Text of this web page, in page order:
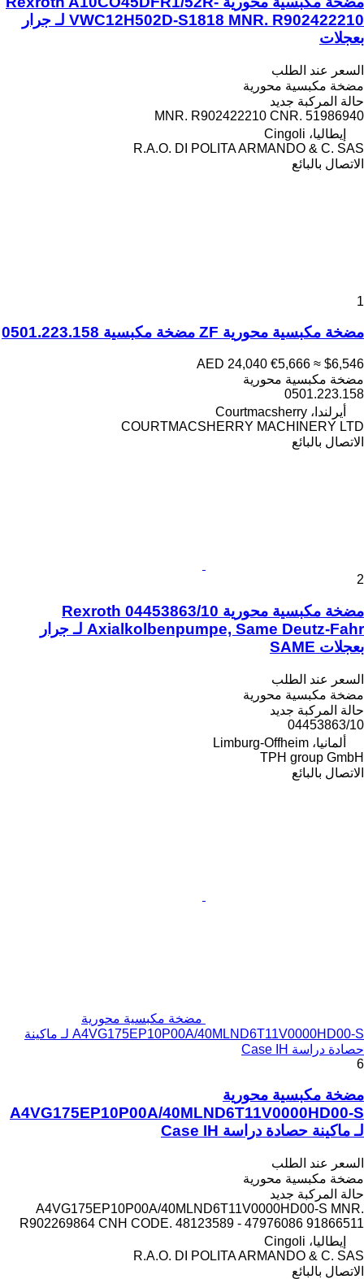
VWC12H502D-S1818 MNR. R902422210 لـ جرار
بعجلات
السعر عند الطلب
مضخة مكبسية محورية
حالة المركبة جديد
MNR. R902422210 CNR. 51986940
إيطاليا، Cingoli
R.A.O. DI POLITA ARMANDO & C. SAS
الاتصال بالبائع
1
مضخة مكبسية محورية ZF مضخة مكبسية 0501.223.158
AED 24,040 €5,666 ≈ $6,546
مضخة مكبسية محورية
0501.223.158
أيرلندا، Courtmacsherry
COURTMACSHERRY MACHINERY LTD
الاتصال بالبائع
2
مضخة مكبسية محورية Rexroth 04453863/10
Axialkolbenpumpe, Same Deutz-Fahr لـ جرار
بعجلات SAME
السعر عند الطلب
مضخة مكبسية محورية
حالة المركبة جديد
04453863/10
ألمانيا، Limburg-Offheim
TPH group GmbH
الاتصال بالبائع
مضخة مكبسية محورية
A4VG175EP10P00A/40MLND6T11V0000HD00-S لـ ماكينة
حصادة دراسة Case IH
6
مضخة مكبسية محورية
A4VG175EP10P00A/40MLND6T11V0000HD00-S
لـ ماكينة حصادة دراسة Case IH
السعر عند الطلب
مضخة مكبسية محورية
حالة المركبة جديد
A4VG175EP10P00A/40MLND6T11V0000HD00-S MNR.
R902269864 CNH CODE. 48123589 - 47976086 91866511
إيطاليا، Cingoli
R.A.O. DI POLITA ARMANDO & C. SAS
الاتصال بالبائع